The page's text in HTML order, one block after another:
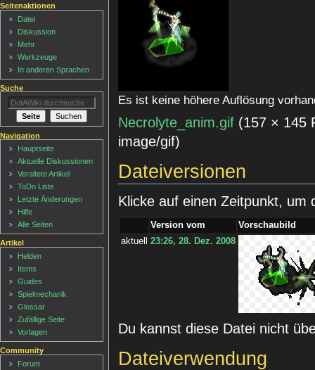
Es ist keine höhere Auflösung
Necrolyte_anim.gif (157 × 145
image/gif)
Dateiversionen
Klicke auf einen Zeitpunkt, um
Version vom
Vorschaubild
aktuell
23:26, 28. Dez. 2008
Du kannst diese Datei nicht
Dateiverwendung
Seitenaktionen
Datei
Diskussion
Mehr
Werkzeuge
In anderen Sprachen
Suche
Navigation
Hauptseite
Aktuelle Diskussionen
Veraltete Artikel
ToDo Liste
Letzte Änderungen
Hilfe
Alle Seiten
Artikel
Helden
Items
Guides
Spielmechanik
Glossar
Zufällige Seite
Vorlagen
Community
Forum